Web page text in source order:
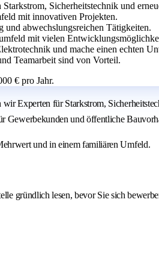
Sicherheitstechnik und
mit innovativen Projekten.
und abwechslungsreichen Tätigkeiten.
mit vielen
und mache einen echten
Teamarbeit sind von Vorteil.
€ pro Jahr.
Experten für Starkstrom,
Gewerbekunden und öffentliche
und in einem familiären Umfeld.
gründlich lesen, bevor Sie sich